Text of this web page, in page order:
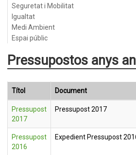
Seguretat i Mobilitat
Igualtat
Medi Ambient
Espai públic
Pressupostos anys
Títol Document
Pressupost
2017
Pressupost 2017
Pressupost
2016
Expedient Pressupost